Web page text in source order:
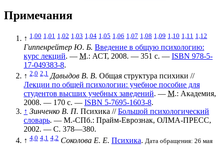
Примечания
↑ 1,00 1,01 1,02 1,03 1,04 1,05 1,06 1,07 1,08 1,09 1,10 1,11 1,12
Гиппенрейтер Ю. Б. Введение в общую психологию:
курс лекций. — М.: АСТ, 2008. — 351 с. — ISBN 978-5-
17-049383-8.
↑ 2,0 2,1 Давыдов В. В. Общая структура психики //
Лекции по общей психологии: учебное пособие для
студентов высших учебных заведений. — М.: Академия,
2008. — 170 с. — ISBN 5-7695-1603-8.
↑ Зинченко В. П. Психика //Большой психологический
словарь. — М.-СПб.: Прайм-Еврознак, ОЛМА-ПРЕСС,
2002. — С. 378—380.
↑ 4,0 4,1 4,2 Соколова Е. Е. Психика. Дата обращения: 26 мая